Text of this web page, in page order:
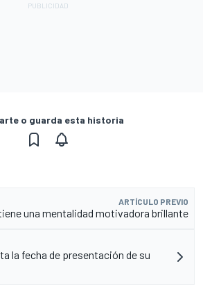
o guarda esta historia
ARTÍCULO PREVIO
una mentalidad motivadora brillante
la fecha de presentación de su